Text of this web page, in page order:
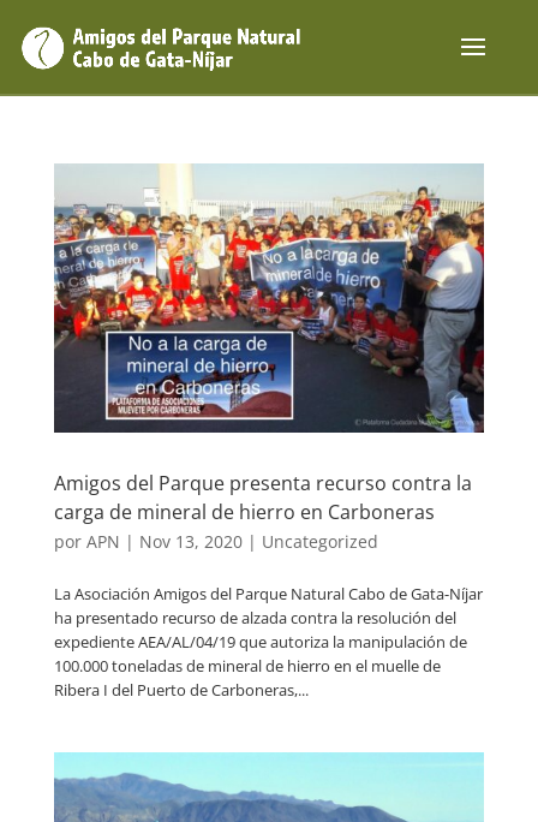
Amigos del Parque presenta recurso contra la
carga de mineral de hierro en Carboneras
por APN | Nov 13, 2020| Uncategorized
La Asociación Amigos del Parque Natural Cabo de Gata-Níjar
ha presentado recurso de alzada contra la resolución del
expediente AEA/AL/04/19 que autoriza la manipulación de
100.000 toneladas de mineral de hierro en el muelle de
Ribera I del Puerto de Carboneras,...